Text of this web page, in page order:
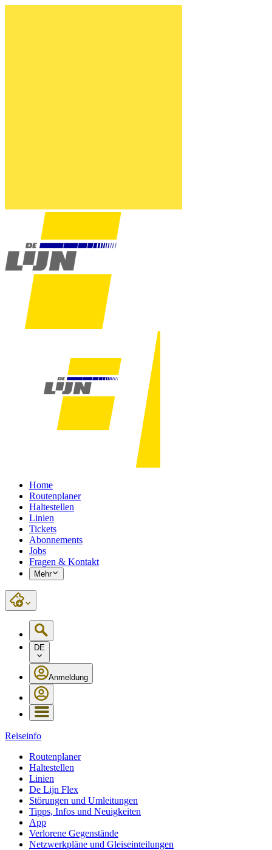
Home
Routenplaner
Haltestellen
Linien
Tickets
Abonnements
Jobs
Fragen & Kontakt
Mehr
DE
Anmeldung
Reiseinfo
Routenplaner
Haltestellen
Linien
De Lijn Flex
Störungen und Umleitungen
Tipps, Infos und Neuigkeiten
App
Verlorene Gegenstände
Netzwerkpläne und Gleiseinteilungen